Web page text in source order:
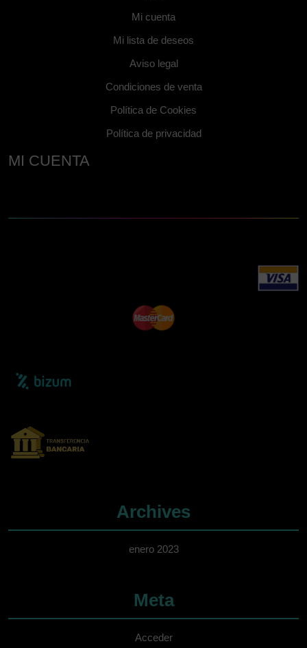
Mi cuenta
Mi lista de deseos
Aviso legal
Condiciones de venta
Política de Cookies
Política de privacidad
MI CUENTA
Archives
enero 2023
Meta
Acceder